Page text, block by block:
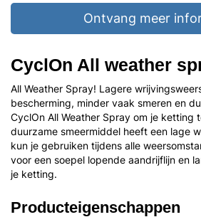
Ontvang meer
CyclOn All weather
All Weather Spray! Lagere
bescherming, minder vaak smeren en
CyclOn All Weather Spray om je ketting
duurzame smeermiddel heeft een lage
kun je gebruiken tijdens alle
voor een soepel lopende aandrijflijn en
je ketting.
Producteigenschappen